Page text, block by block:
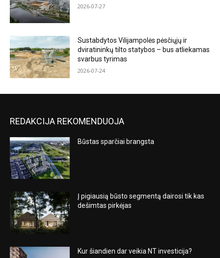
2026-07-27
Sustabdytos Vilijampolės pėsčiųjų ir
dviratininkų tilto statybos – bus atliekamas
svarbus tyrimas
2026-07-24
REDAKCIJA REKOMENDUOJA
Būstas sparčiai brangsta
Į pigiausią būsto segmentą dairosi tik kas
dešimtas pirkėjas
Kur šiandien dar veikia NT investicija?